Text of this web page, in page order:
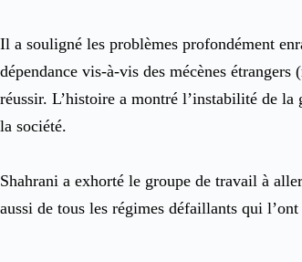
Il a souligné les problèmes profondément
dépendance vis-à-vis des mécènes
réussir. L’histoire a montré l’instabilité de
la société.
Shahrani a exhorté le groupe de travail à
aussi de tous les régimes défaillants qui l’ont